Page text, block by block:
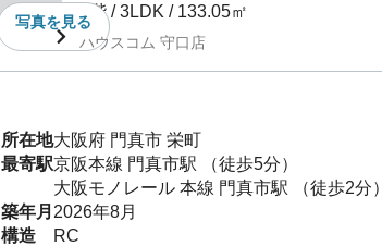
写真を見る
1階 / 3LDK / 133.05㎡
ハウスコム 守口店
所在地大阪府 門真市 栄町
最寄駅京阪本線 門真市駅 （徒歩5分）
大阪モノレール 本線 門真市駅 （徒歩2分）
築年月 2026年8月
構造
RC